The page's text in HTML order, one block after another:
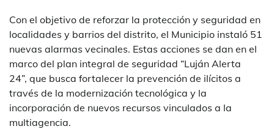
Con el objetivo de reforzar la protección y seguridad en
localidades y barrios del distrito, el Municipio instaló 51
nuevas alarmas vecinales. Estas acciones se dan en el
marco del plan integral de seguridad “Luján Alerta
24”, que busca fortalecer la prevención de ilícitos a
través de la modernización tecnológica y la
incorporación de nuevos recursos vinculados a la
multiagencia.